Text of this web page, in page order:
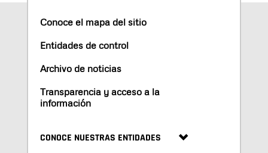
Conoce el mapa del sitio
Entidades de control
Archivo de noticias
Transparencia y acceso a la
información
CONOCE NUESTRAS ENTIDADES